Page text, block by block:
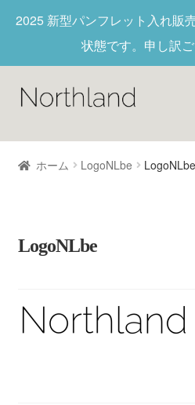
2025 新型パンフレット入れ販
状態です。申し訳ご
Home
ヌメ革
アウトレット
ホーム LogoNLbe LogoNLbe
LogoNLbe